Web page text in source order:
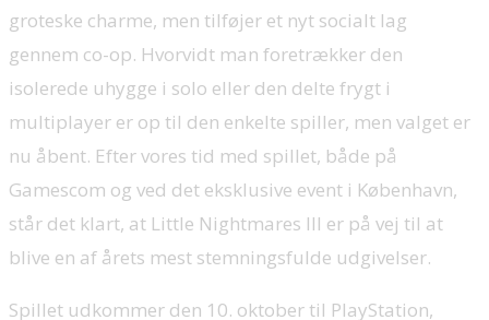
groteske charme, men tilføjer et nyt socialt lag
gennem co-op. Hvorvidt man foretrækker den
isolerede uhygge i solo eller den delte frygt i
multiplayer er op til den enkelte spiller, men valget er
nu åbent. Efter vores tid med spillet, både på
Gamescom og ved det eksklusive event i København,
står det klart, at Little Nightmares III er på vej til at
blive en af årets mest stemningsfulde udgivelser.
Spillet udkommer den 10. oktober til PlayStation,